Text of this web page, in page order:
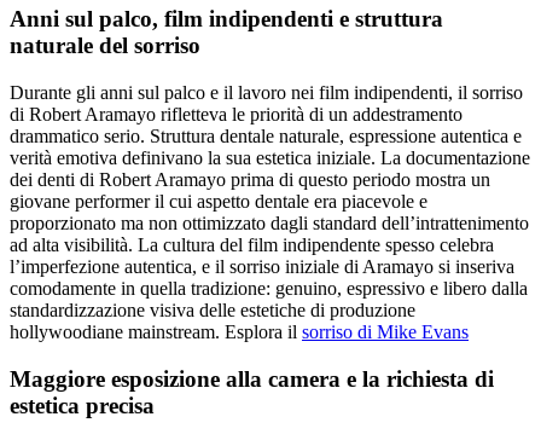
Anni sul palco, film indipendenti e struttura
naturale del sorriso
Durante gli anni sul palco e il lavoro nei film indipendenti, il sorriso
di Robert Aramayo rifletteva le priorità di un addestramento
drammatico serio. Struttura dentale naturale, espressione autentica e
verità emotiva definivano la sua estetica iniziale. La documentazione
dei denti di Robert Aramayo prima di questo periodo mostra un
giovane performer il cui aspetto dentale era piacevole e
proporzionato ma non ottimizzato dagli standard dell’intrattenimento
ad alta visibilità. La cultura del film indipendente spesso celebra
l’imperfezione autentica, e il sorriso iniziale di Aramayo si inseriva
comodamente in quella tradizione: genuino, espressivo e libero dalla
standardizzazione visiva delle estetiche di produzione
hollywoodiane mainstream. Esplora il sorriso di Mike Evans
Maggiore esposizione alla camera e la richiesta di
estetica precisa